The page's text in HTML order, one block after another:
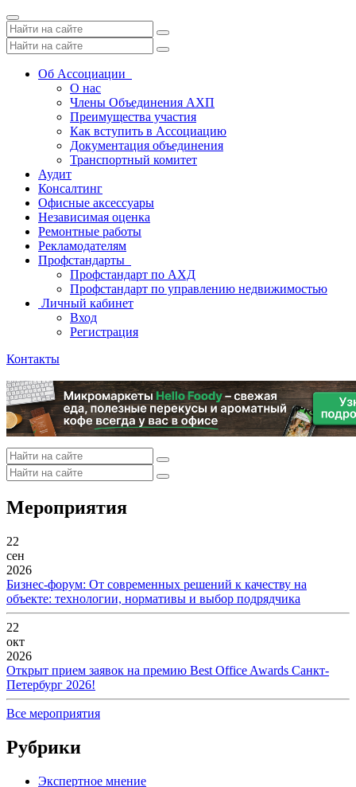
Toggle
navigation
Об Ассоциации
О нас
Члены Объединения АХП
Преимущества участия
Как вступить в Ассоциацию
Документация объединения
Транспортный комитет
Аудит
Консалтинг
Офисные аксессуары
Независимая оценка
Ремонтные работы
Рекламодателям
Профстандарты
Профстандарт по АХД
Профстандарт по управлению недвижимостью
Личный кабинет
Вход
Регистрация
Контакты
Мероприятия
22
сен
2026
Бизнес-форум: От современных решений к качеству на
объекте: технологии, нормативы и выбор подрядчика
22
окт
2026
Открыт прием заявок на премию Best Office Awards Санкт-
Петербург 2026!
Все мероприятия
Рубрики
Экспертное мнение